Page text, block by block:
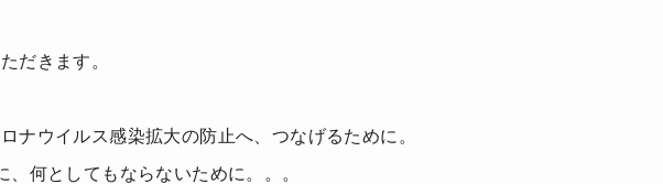
だきます。
ナウイルス感染拡大の防止へ、つなげるために。
何としてもならないために。。。